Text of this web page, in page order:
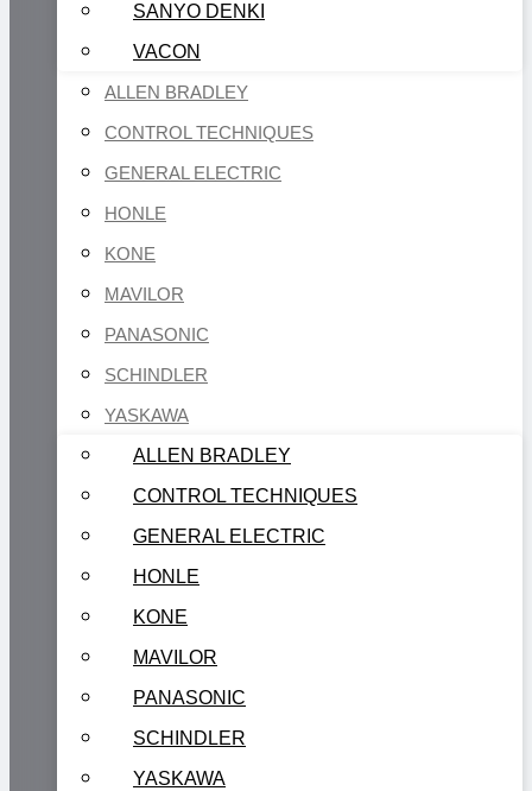
SANYO DENKI
VACON
ALLEN BRADLEY
CONTROL TECHNIQUES
GENERAL ELECTRIC
HONLE
KONE
MAVILOR
PANASONIC
SCHINDLER
YASKAWA
ALLEN BRADLEY
CONTROL TECHNIQUES
GENERAL ELECTRIC
HONLE
KONE
MAVILOR
PANASONIC
SCHINDLER
YASKAWA